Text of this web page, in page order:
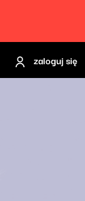
zaloguj się